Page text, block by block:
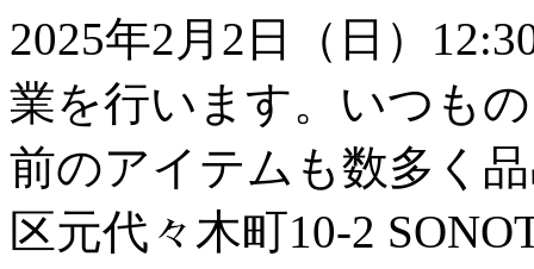
2025年2月2日（日）
業を行います。いつも
前のアイテムも数多く
区元代々木町10-2